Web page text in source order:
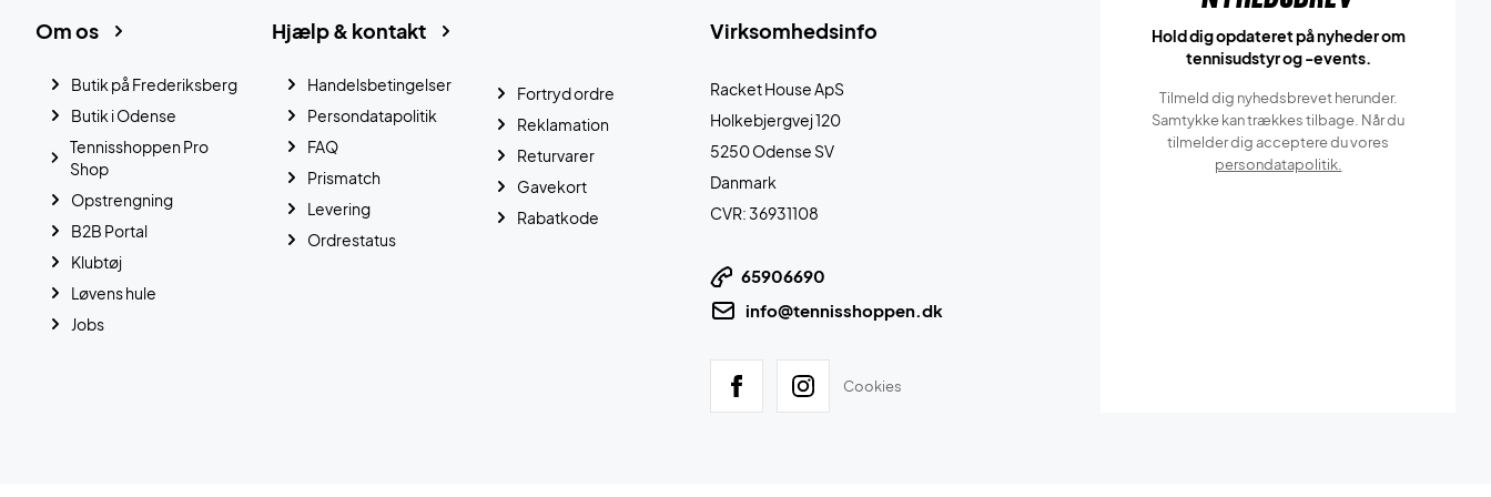
Virksomhedsinfo
Racket House ApS
Holkebjergvej 120
5250 Odense SV
Danmark
CVR: 36931108
65906690
info@tennisshoppen.dk
Cookies
Hjælp & kontakt
Handelsbetingelser
Persondatapolitik
FAQ
Prismatch
Levering
Ordrestatus
Fortryd ordre
Reklamation
Returvarer
Gavekort
Rabatkode
Om os
Butik på Frederiksberg
Butik i Odense
Tennisshoppen Pro
Shop
Opstrengning
B2B Portal
Klubtøj
Løvens hule
Jobs
Hold dig opdateret på nyheder om
tennisudstyr og -events.
Tilmeld dig nyhedsbrevet herunder.
Samtykke kan trækkes tilbage. Når du
tilmelder dig acceptere du vores
persondatapolitik.